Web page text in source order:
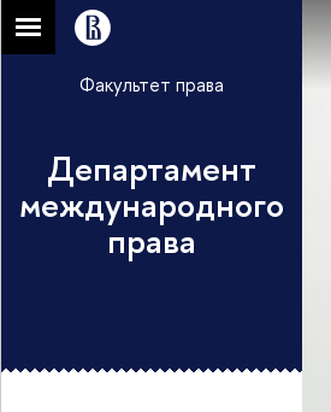
Факультет права
Департамент
международного
права